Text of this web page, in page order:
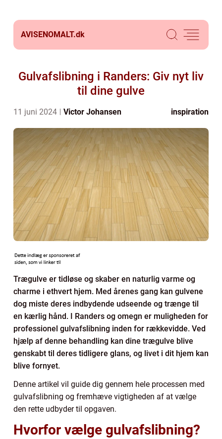
AVISENOMALT.dk
Gulvafslibning i Randers: Giv nyt liv
til dine gulve
11 juni 2024 Victor Johansen inspiration
Trægulve er tidløse og skaber en naturlig varme og
charme i ethvert hjem. Med årenes gang kan gulvene
dog miste deres indbydende udseende og trænge til
en kærlig hånd. I Randers og omegn er muligheden for
professionel gulvafslibning inden for rækkevidde. Ved
hjælp af denne behandling kan dine trægulve blive
genskabt til deres tidligere glans, og livet i dit hjem kan
blive fornyet.
Denne artikel vil guide dig gennem hele processen med
gulvafslibning og fremhæve vigtigheden af at vælge
den rette udbyder til opgaven.
Hvorfor vælge gulvafslibning?